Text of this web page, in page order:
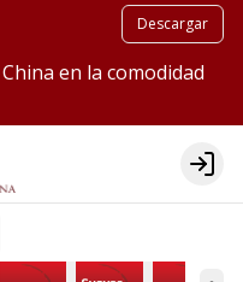
Descargar
en la comodidad
Login